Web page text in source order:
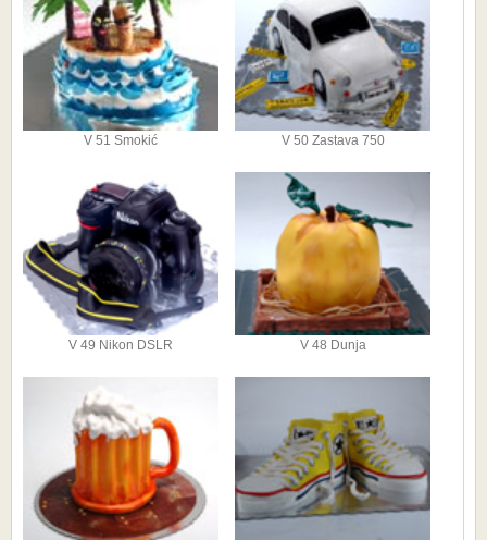
V 51 Smokić V 50 Zastava 750
V 49 Nikon DSLR V 48 Dunja